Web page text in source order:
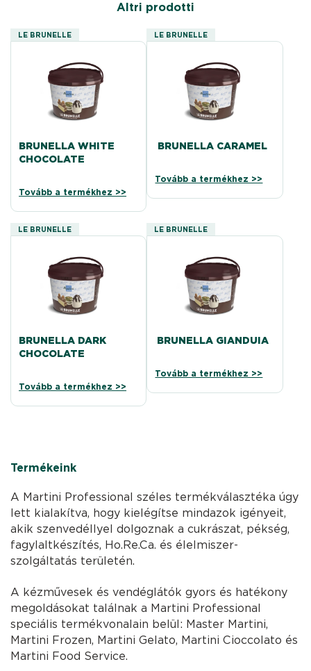
Altri prodotti
LE BRUNELLE
BRUNELLA WHITE
CHOCOLATE
Tovább a termékhez >>
LE BRUNELLE
BRUNELLA CARAMEL
Tovább a termékhez >>
LE BRUNELLE
BRUNELLA DARK
CHOCOLATE
Tovább a termékhez >>
LE BRUNELLE
BRUNELLA GIANDUIA
Tovább a termékhez >>
Termékeink
A Martini Professional széles termékválasztéka úgy
lett kialakítva, hogy kielégítse mindazok igényeit,
akik szenvedéllyel dolgoznak a cukrászat, pékség,
fagylaltkészítés, Ho.Re.Ca. és élelmiszer-
szolgáltatás területén.
A kézművesek és vendéglátók gyors és hatékony
megoldásokat találnak a Martini Professional
speciális termékvonalain belül: Master Martini,
Martini Frozen, Martini Gelato, Martini Cioccolato és
Martini Food Service.